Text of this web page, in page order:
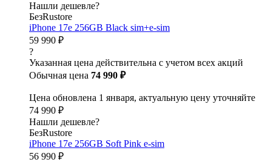
Нашли дешевле?
БезRustore
iPhone 17e 256GB Black sim+e-sim
59 990 ₽
?
Указанная цена действительна с учетом всех акций
Обычная цена 74 990 ₽
Цена обновлена 1 января, актуальную цену уточняйте
74 990 ₽
Нашли дешевле?
БезRustore
iPhone 17e 256GB Soft Pink e-sim
56 990 ₽